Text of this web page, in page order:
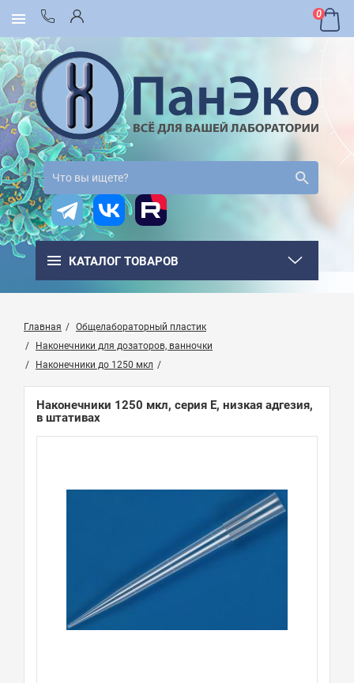
0
КАТАЛОГ ТОВАРОВ
Главная
Общелабораторный пластик
Наконечники для дозаторов, ванночки
Наконечники до 1250 мкл
Наконечники 1250 мкл, серия Е, низкая адгезия,
в штативах